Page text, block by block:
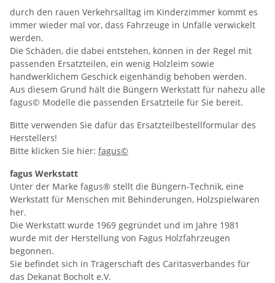
durch den rauen Verkehrsalltag im Kinderzimmer kommt es
immer wieder mal vor, dass Fahrzeuge in Unfälle verwickelt
werden.
Die Schäden, die dabei entstehen, können in der Regel mit
passenden Ersatzteilen, ein wenig Holzleim sowie
handwerklichem Geschick eigenhändig behoben werden.
Aus diesem Grund hält die Büngern Werkstatt für nahezu alle
fagus© Modelle die passenden Ersatzteile für Sie bereit.
Bitte verwenden Sie dafür das Ersatzteilbestellformular des
Herstellers!
Bitte klicken Sie hier: fagus©
fagus Werkstatt
Unter der Marke fagus® stellt die Büngern-Technik, eine
Werkstatt für Menschen mit Behinderungen, Holzspielwaren
her.
Die Werkstatt wurde 1969 gegründet und im Jahre 1981
wurde mit der Herstellung von Fagus Holzfahrzeugen
begonnen.
Sie befindet sich in Trägerschaft des Caritasverbandes für
das Dekanat Bocholt e.V.